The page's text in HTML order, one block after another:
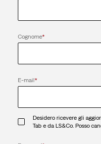
Cognome*
E-mail*
Desidero ricevere gli
Tab e da LS&Co. Posso